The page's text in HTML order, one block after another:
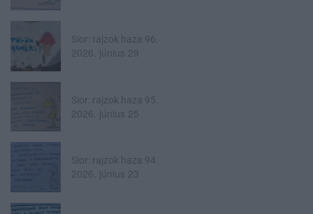
Sior: rajzok haza 96.
2026. június 29
Sior: rajzok haza 95.
2026. június 25
Sior: rajzok haza 94.
2026. június 23